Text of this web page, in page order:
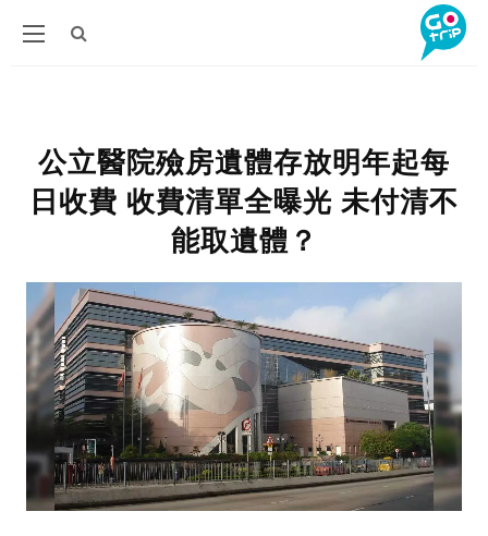
公立醫院殮房遺體存放明年起每
日收費 收費清單全曝光 未付清不
能取遺體？